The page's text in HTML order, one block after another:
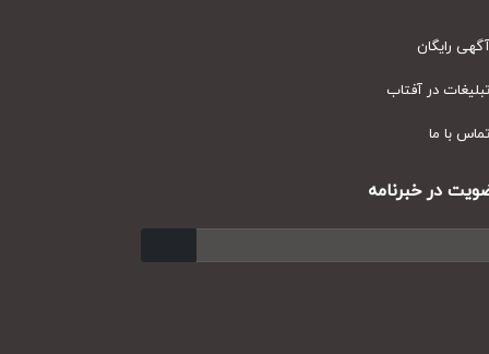
رایگان
در آفتاب
با ما
در خبرنامه